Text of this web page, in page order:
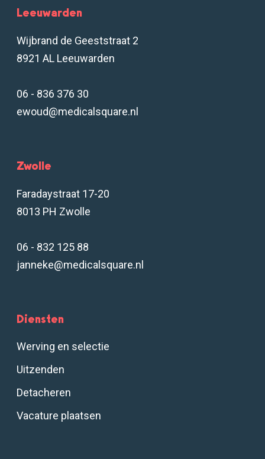
Leeuwarden
Wijbrand de Geeststraat 2
8921 AL Leeuwarden
06 - 836 376 30
ewoud@medicalsquare.nl
Zwolle
Faradaystraat 17-20
8013 PH Zwolle
06 - 832 125 88
janneke@medicalsquare.nl
Diensten
Werving en selectie
Uitzenden
Detacheren
Vacature plaatsen